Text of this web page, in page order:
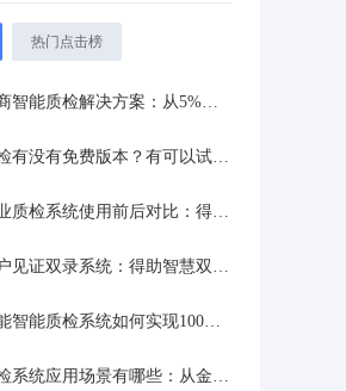
热门点击榜
能质检解决方案：从5%抽检到1...
没有免费版本？有可以试用的系统...
检系统使用前后对比：得助智能质...
证双录系统：得助智慧双录解决方...
能质检系统如何实现100%全量...
统应用场景有哪些：从金融到政务...